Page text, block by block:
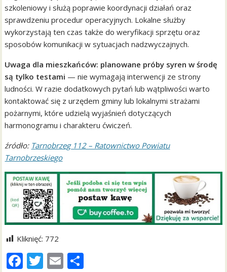
szkoleniowy i służą poprawie koordynacji działań oraz
sprawdzeniu procedur operacyjnych. Lokalne służby
wykorzystają ten czas także do weryfikacji sprzętu oraz
sposobów komunikacji w sytuacjach nadzwyczajnych.
Uwaga dla mieszkańców: planowane próby syren w środę
są tylko testami — nie wymagają interwencji ze strony
ludności. W razie dodatkowych pytań lub wątpliwości warto
kontaktować się z urzędem gminy lub lokalnymi strażami
pożarnymi, które udzielą wyjaśnień dotyczących
harmonogramu i charakteru ćwiczeń.
źródło: Tarnobrzeg 112 – Ratownictwo Powiatu
Tarnobrzeskiego
Kliknięć: 772
F T E